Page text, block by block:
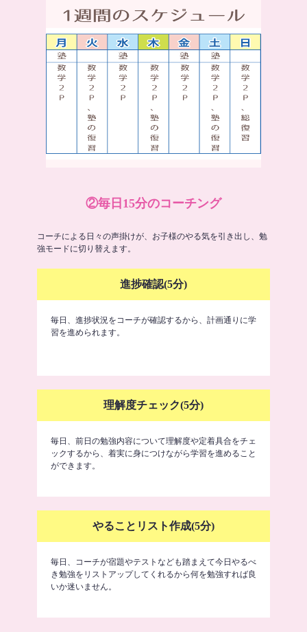
②毎日15分のコーチング
コーチによる日々の声掛けが、お子様のやる気を引き出し、勉
強モードに切り替えます。
進捗確認(5分)
毎日、進捗状況をコーチが確認するから、計画通りに学
習を進められます。
理解度チェック(5分)
毎日、前日の勉強内容について理解度や定着具合をチェ
ックするから、着実に身につけながら学習を進めること
ができます。
やることリスト作成(5分)
毎日、コーチが宿題やテストなども踏まえて今日やるべ
き勉強をリストアップしてくれるから何を勉強すれば良
いか迷いません。